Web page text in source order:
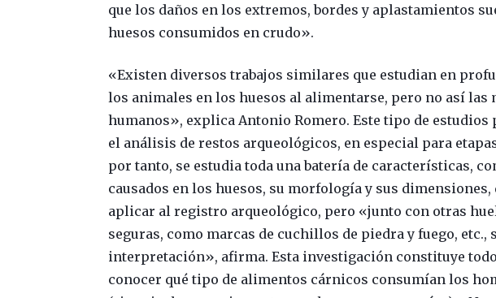
que los daños en los extremos, bordes y aplastamientos
huesos consumidos en crudo».
«Existen diversos trabajos similares que estudian en
los animales en los huesos al alimentarse, pero no así las
humanos», explica Antonio Romero. Este tipo de estudios
el análisis de restos arqueológicos, en especial para
por tanto, se estudia toda una batería de características,
causados en los huesos, su morfología y sus
aplicar al registro arqueológico, pero «junto con otras
seguras, como marcas de cuchillos de piedra y fuego, etc.,
interpretación», afirma. Esta investigación constituye
conocer qué tipo de alimentos cárnicos consumían los